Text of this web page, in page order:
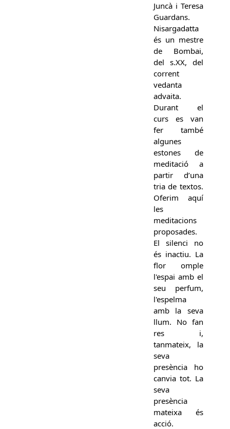
Juncà i Teresa
Guardans.
Nisargadatta
és un mestre
de Bombai,
del s.XX, del
corrent
vedanta
advaita.
Durant el
curs es van
fer també
algunes
estones de
meditació a
partir d’una
tria de textos.
Oferim aquí
les
meditacions
proposades.
El silenci no
és inactiu. La
flor omple
l'espai amb el
seu perfum,
l'espelma
amb la seva
llum. No fan
res i,
tanmateix, la
seva
presència ho
canvia tot. La
seva
presència
mateixa és
acció.